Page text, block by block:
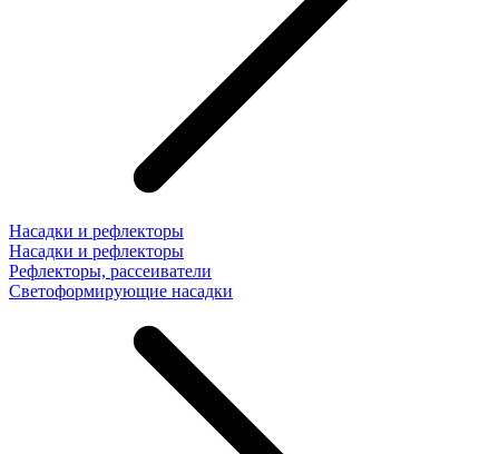
Насадки и рефлекторы
Насадки и рефлекторы
Рефлекторы, рассеиватели
Светоформирующие насадки